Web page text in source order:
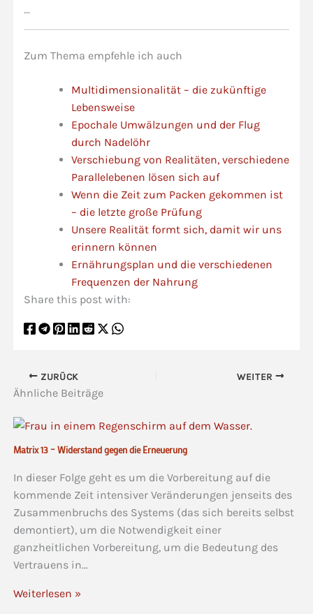
…
Zum Thema empfehle ich auch
Multidimensionalität – die zukünftige
Lebensweise
Epochale Umwälzungen und der Flug
durch Nadelöhr
Verschiebung von Realitäten, verschiedene
Parallelebenen lösen sich auf
Wenn die Zeit zum Packen gekommen ist
– die letzte große Prüfung
Unsere Realität formt sich, damit wir uns
erinnern können
Ernährungsplan und die verschiedenen
Frequenzen der Nahrung
Share this post with:
ZURÜCK WEITER
Ähnliche Beiträge
Matrix 13 – Widerstand gegen die Erneuerung
In dieser Folge geht es um die Vorbereitung auf die
kommende Zeit intensiver Veränderungen jenseits des
Zusammenbruchs des Systems (das sich bereits selbst
demontiert), um die Notwendigkeit einer
ganzheitlichen Vorbereitung, um die Bedeutung des
Vertrauens in…
Weiterlesen »